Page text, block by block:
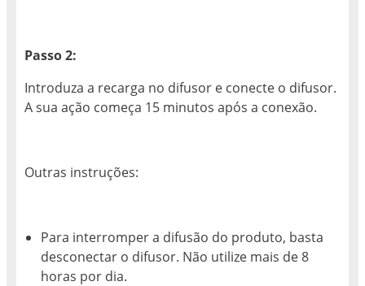
Passo 2:
Introduza a recarga no difusor e conecte o difusor.
A sua ação começa 15 minutos após a conexão.
Outras instruções:
Para interromper a difusão do produto, basta
desconectar o difusor. Não utilize mais de 8
horas por dia.